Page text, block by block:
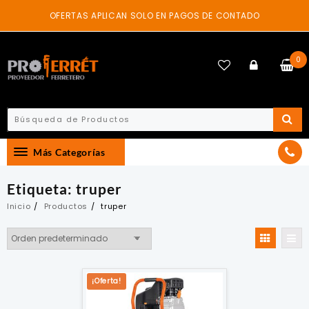
content
OFERTAS APLICAN SOLO EN PAGOS DE CONTADO
0
Más Categorías
Etiqueta: truper
Inicio Productos truper
¡Oferta!